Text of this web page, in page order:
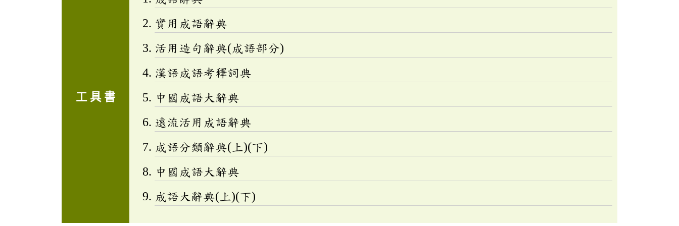
工 具 書
實用成語辭典
活用造句辭典(成語部分)
漢語成語考釋詞典
中國成語大辭典
遠流活用成語辭典
成語分類辭典(上)(下)
中國成語大辭典
成語大辭典(上)(下)